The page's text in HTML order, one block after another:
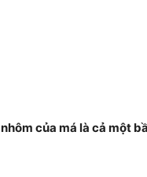
của má là cả một